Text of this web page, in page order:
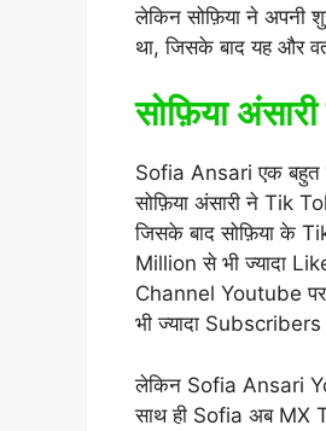
लेकिन सोफ़िया ने अपनी
था, जिसके बाद यह और
सोफ़िया
Sofia Ansari एक बहुत
सोफ़िया अंसारी ने Tik
जिसके बाद सोफ़िया के
Million से भी ज्यादा
Channel Youtube पर
भी ज्यादा Subscribers
लेकिन Sofia Ansari
साथ ही Sofia अब MX